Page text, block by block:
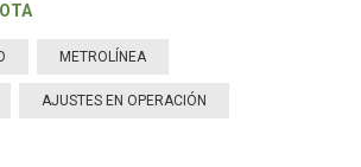
METROLÍNEA
AJUSTES EN OPERACIÓN